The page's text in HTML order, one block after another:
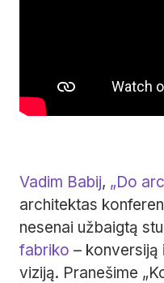
Vadim Babij, „Do
architektas
nesenai užbaigtą
fabriko –
viziją. Pranešime